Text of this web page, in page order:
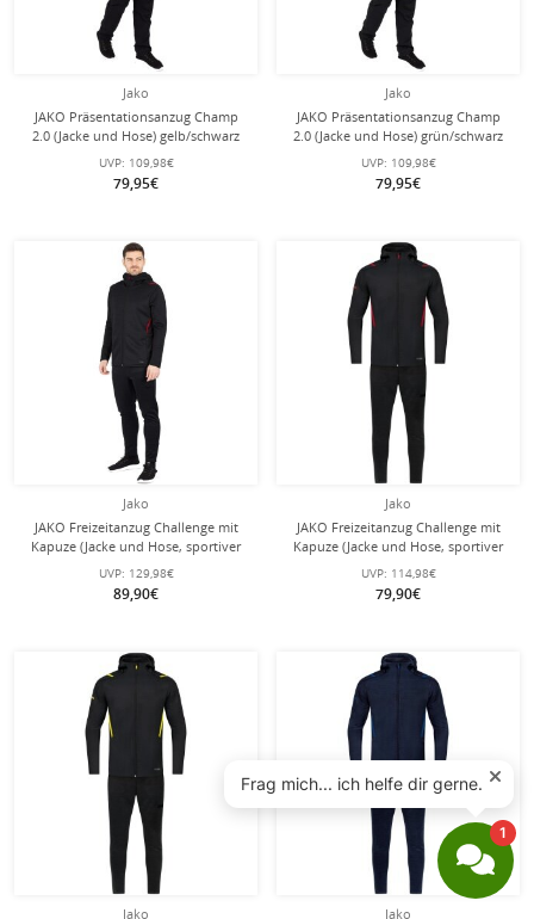
Jako
JAKO Präsentationsanzug Champ
2.0 (Jacke und Hose) gelb/schwarz
Herren
UVP: 109,98€
79,95€
Jako
JAKO Präsentationsanzug Champ
2.0 (Jacke und Hose) grün/schwarz
Herren
UVP: 109,98€
79,95€
Jako
JAKO Freizeitanzug Challenge mit
Kapuze (Jacke und Hose, sportiver
Schnitt) schwarz/rot Herren
UVP: 129,98€
89,90€
Jako
JAKO Freizeitanzug Challenge mit
Kapuze (Jacke und Hose, sportiver
Schnitt) schwarz/rot Jungen
UVP: 114,98€
79,90€
Jako Jako